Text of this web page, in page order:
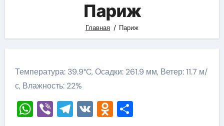
Париж
Главная Париж
Температура: 39.9°C, Осадки: 261.9 мм, Ветер: 11.7 м/
с, Влажность: 22%
WhatsApp
ViberTelegram
VKOdnoklassniki
Отправить